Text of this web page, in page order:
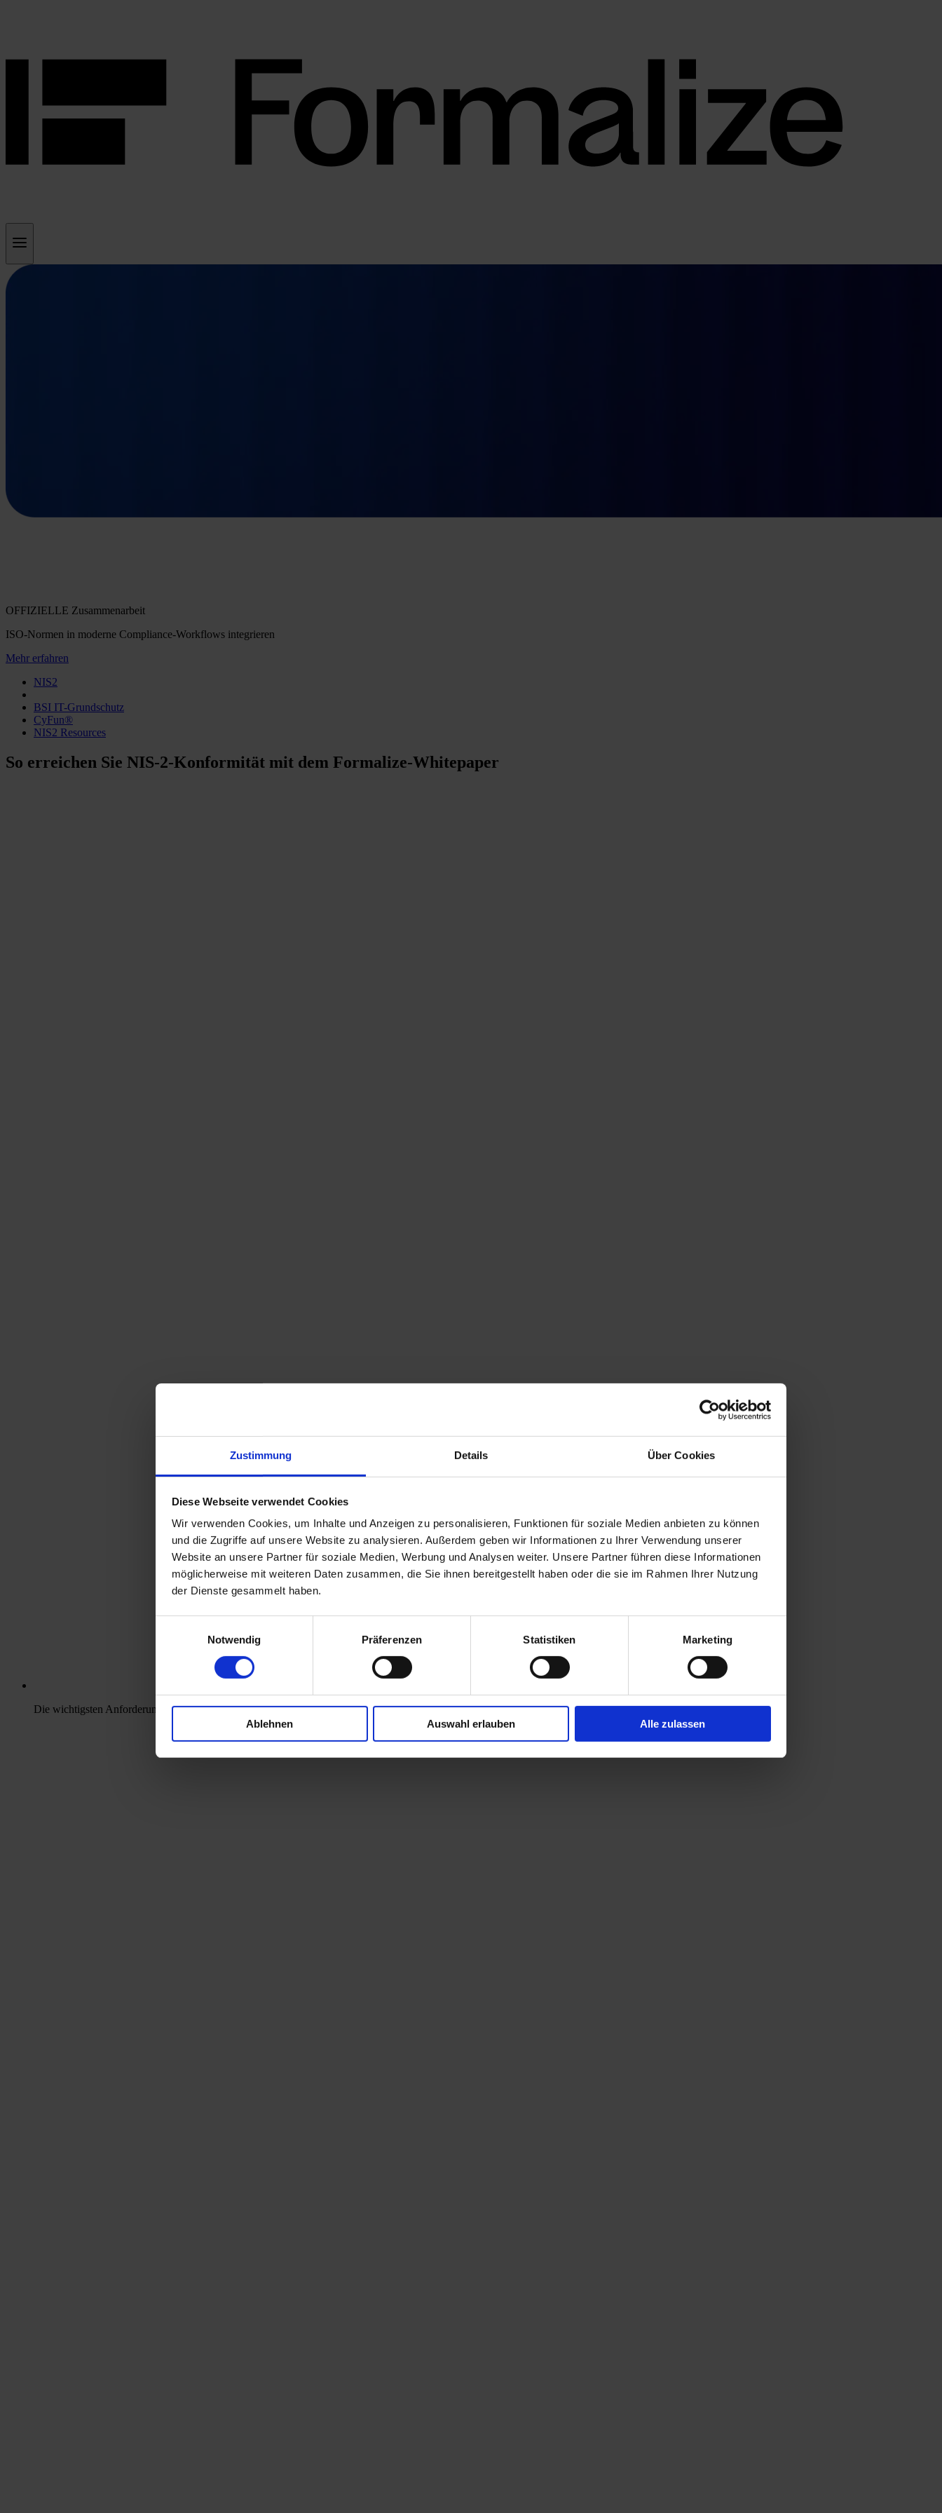
Zustimmung Details Über Cookies
Diese Webseite verwendet Cookies
Wir verwenden Cookies, um Inhalte und Anzeigen zu personalisieren, Funktionen für soziale Medien anbieten zu können
und die Zugriffe auf unsere Website zu analysieren. Außerdem geben wir Informationen zu Ihrer Verwendung unserer
Website an unsere Partner für soziale Medien, Werbung und Analysen weiter. Unsere Partner führen diese Informationen
möglicherweise mit weiteren Daten zusammen, die Sie ihnen bereitgestellt haben oder die sie im Rahmen Ihrer Nutzung
der Dienste gesammelt haben.
Notwendig
Präferenzen Statistiken Marketing
Ablehnen Auswahl erlauben Alle zulassen
OFFIZIELLE Zusammenarbeit
ISO-Normen in moderne Compliance-Workflows integrieren
Mehr erfahren
NIS2
BSI IT-Grundschutz
CyFun®
NIS2 Resources
So erreichen Sie NIS-2-Konformität mit dem Formalize-Whitepaper
Die wichtigsten Anforderungen von NIS-2 und die Folgen auf Ihr Unternehmen